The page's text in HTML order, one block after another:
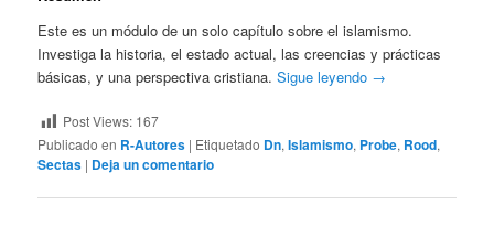
Este es un módulo de un solo capítulo sobre el islamismo.
Investiga la historia, el estado actual, las creencias y prácticas
básicas, y una perspectiva cristiana.Sigue leyendo →
Post Views: 167
Publicado en R-Autores | Etiquetado Dn,Islamismo, Probe, Rood,
Sectas | Deja un comentario